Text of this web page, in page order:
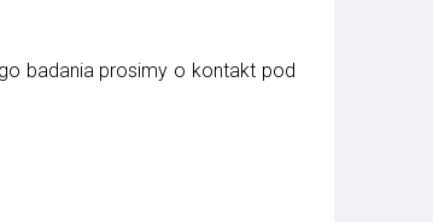
badania prosimy o kontakt pod